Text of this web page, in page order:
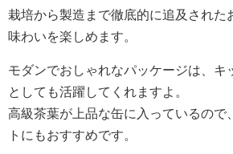
栽培から製造まで徹底的に追及された
味わいを楽しめます。
モダンでおしゃれなパッケージは、キ
としても活躍してくれますよ。
高級茶葉が上品な缶に入っているので
トにもおすすめです。